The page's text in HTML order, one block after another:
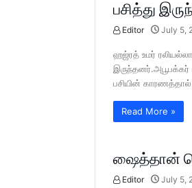
பசித்து
Editor July 5,
ஹஜ்ரத் உமர்
பசியின்
Read More »
ஷைத்தான்
Editor July 5,